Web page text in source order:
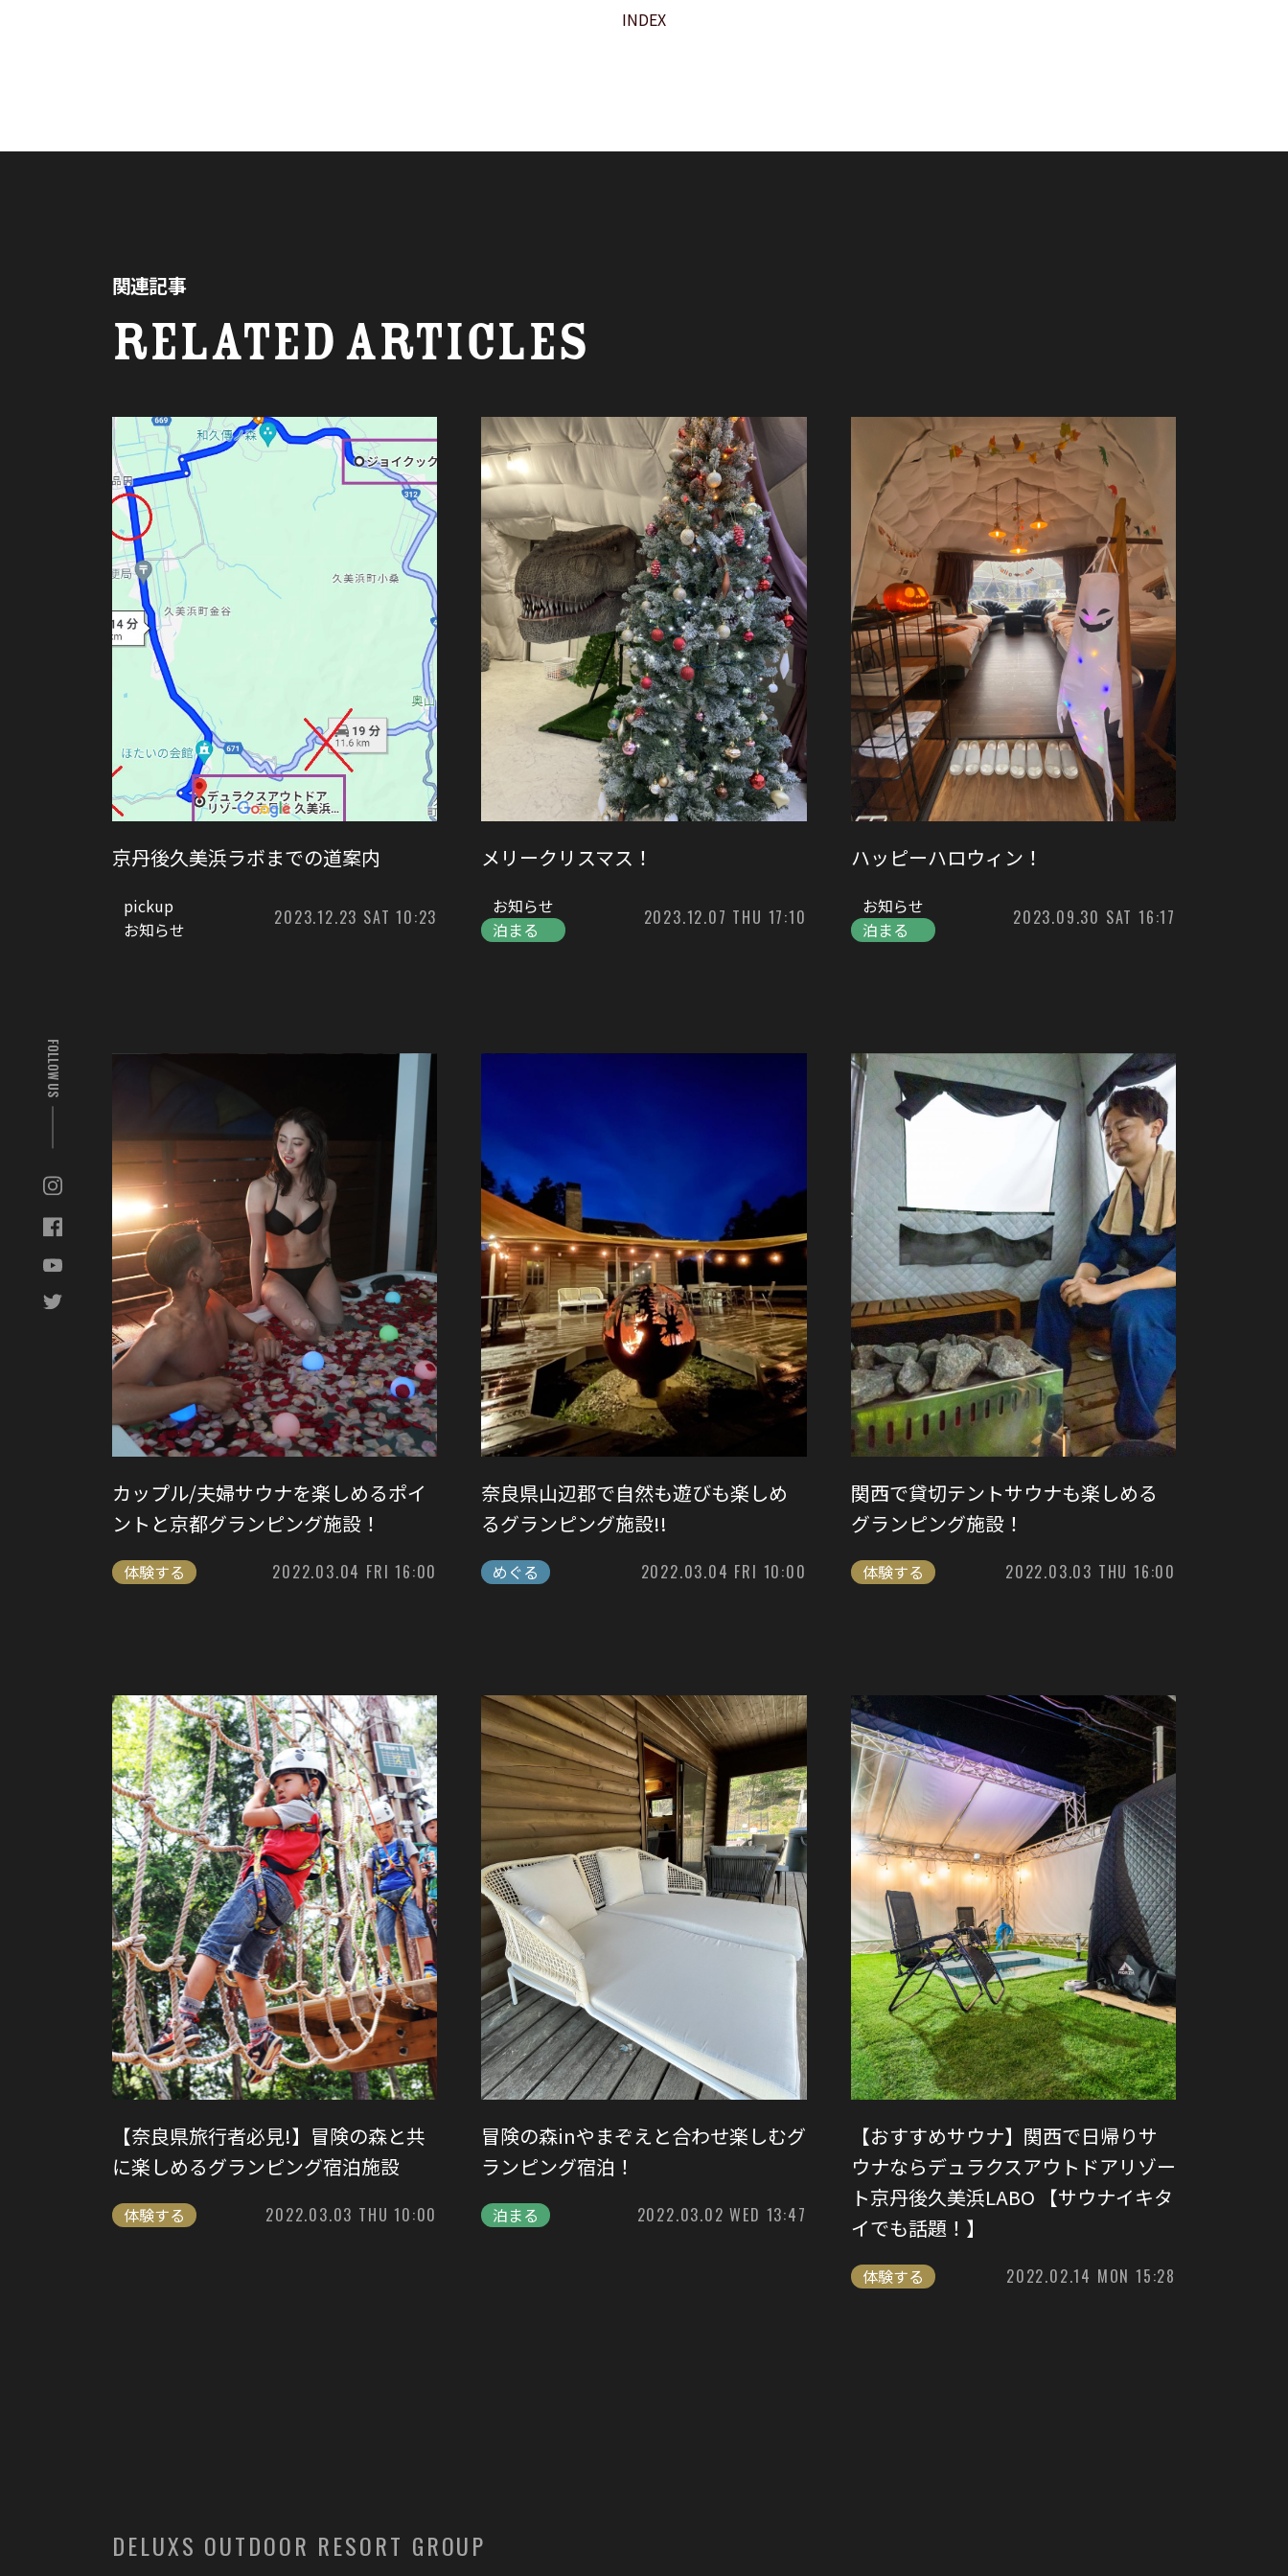
FOLLOW US
INDEX
関連記事
RELATED ARTICLES
京丹後久美浜ラボまでの道案内
pickup
お知らせ
2023.12.23 SAT 10:23
メリークリスマス！
お知らせ
泊まる
2023.12.07 THU 17:10
ハッピーハロウィン！
お知らせ
泊まる
2023.09.30 SAT 16:17
カップル/夫婦サウナを楽しめるポイ
ントと京都グランピング施設！
体験する 2022.03.04 FRI 16:00
奈良県山辺郡で自然も遊びも楽しめ
るグランピング施設!!
めぐる 2022.03.04 FRI 10:00
関西で貸切テントサウナも楽しめる
グランピング施設！
体験する 2022.03.03 THU 16:00
【奈良県旅行者必見!】冒険の森と共
に楽しめるグランピング宿泊施設
体験する 2022.03.03 THU 10:00
冒険の森inやまぞえと合わせ楽しむグ
ランピング宿泊！
泊まる 2022.03.02 WED 13:47
【おすすめサウナ】関西で日帰りサ
ウナならデュラクスアウトドアリゾー
ト京丹後久美浜LABO 【サウナイキタ
イでも話題！】
体験する 2022.02.14 MON 15:28
DELUXS OUTDOOR RESORT GROUP